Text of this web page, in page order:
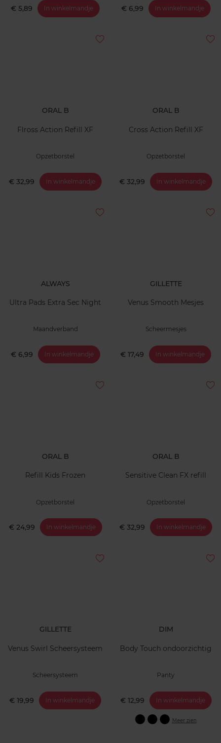
€ 5,89 In winkelmandje € 6,99 In winkelmandje
ORAL B
Flross Action Refill XF
Opzetborstel
€ 32,99 In winkelmandje
ORAL B
Cross Action Refill XF
Opzetborstel
€ 32,99 In winkelmandje
ALWAYS
Ultra Pads Extra Sec Night
Maandverband
€ 6,99 In winkelmandje
GILLETTE
Venus Smooth Mesjes
Scheermesjes
€ 17,49 In winkelmandje
ORAL B
Refill Kids Frozen
Opzetborstel
€ 24,99 In winkelmandje
ORAL B
Sensitive Clean FX refill
Opzetborstel
€ 32,99 In winkelmandje
GILLETTE
Venus Swirl Scheersysteem
Scheersysteem
€ 19,99 In winkelmandje
DIM
Body Touch ondoorzichtig
Panty
€ 12,99 In winkelmandje
Meer zien